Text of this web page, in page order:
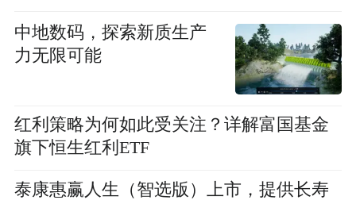
中地数码，探索新质生产
力无限可能
红利策略为何如此受关注？详解富国基金
旗下恒生红利ETF
泰康惠赢人生（智选版）上市，提供长寿